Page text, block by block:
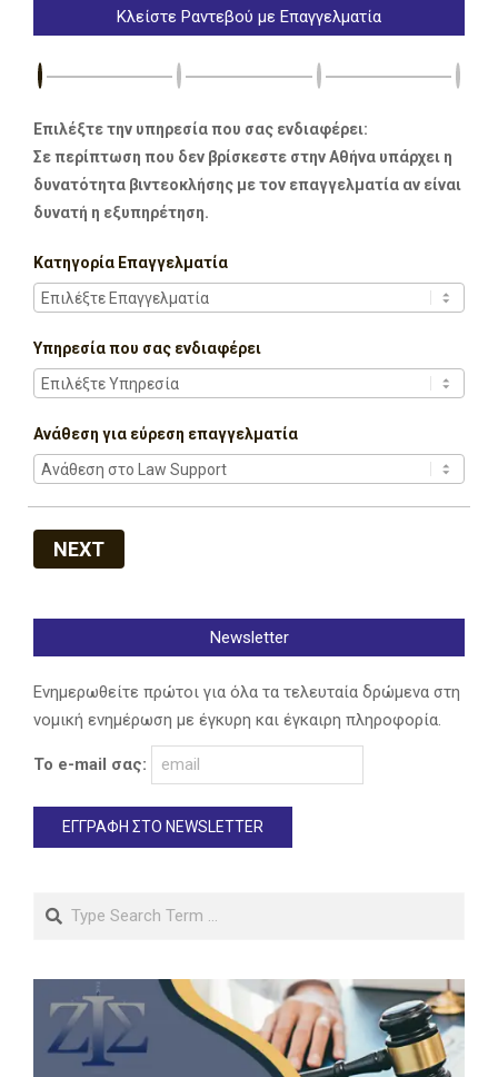
Κλείστε Ραντεβού με Επαγγελματία
Επιλέξτε την υπηρεσία που σας ενδιαφέρει:
Σε περίπτωση που δεν βρίσκεστε στην Αθήνα υπάρχει η
δυνατότητα βιντεοκλήσης με τον επαγγελματία αν είναι
δυνατή η εξυπηρέτηση.
Κατηγορία Επαγγελματία
Υπηρεσία που σας ενδιαφέρει
Ανάθεση για εύρεση επαγγελματία
NEXT
Newsletter
Ενημερωθείτε πρώτοι για όλα τα τελευταία δρώμενα στη
νομική ενημέρωση με έγκυρη και έγκαιρη πληροφορία.
Το e-mail σας: